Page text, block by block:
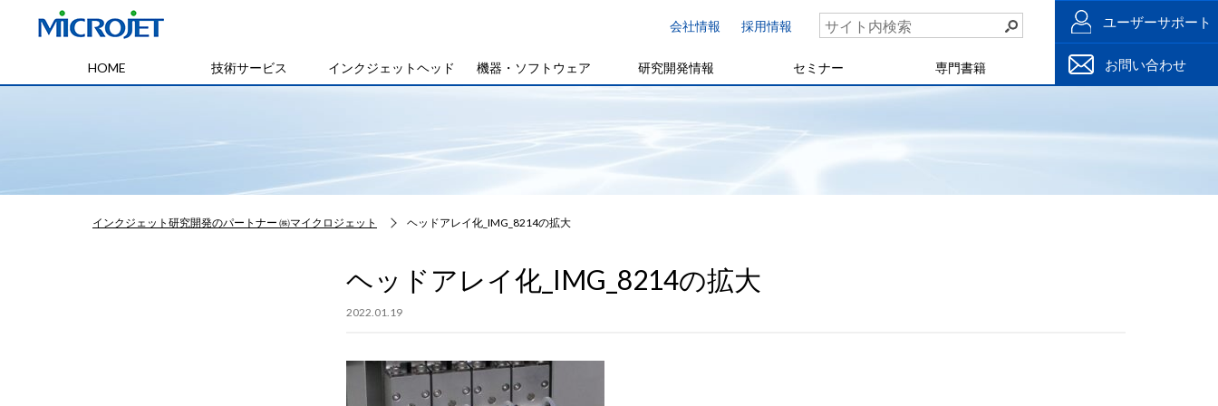
会社情報 採用情報
HOME 技術サービス インクジェットヘッド 機器・ソフトウェア 研究開発情報 セミナー 専門書籍
ユーザーサポート
お問い合わせ
インクジェット研究開発のパートナー ㈱マイクロジェット ヘッドアレイ化_IMG_8214の拡大
ヘッドアレイ化_IMG_8214の拡大
2022.01.19